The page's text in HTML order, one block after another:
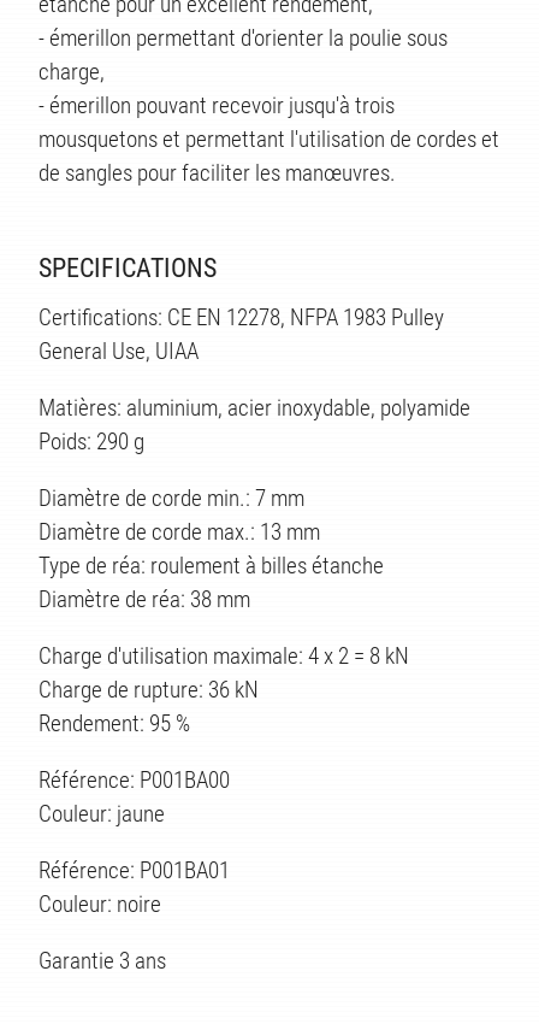
- émerillon permettant d'orienter la poulie sous
charge,
- émerillon pouvant recevoir jusqu'à trois
mousquetons et permettant l'utilisation de cordes et
de sangles pour faciliter les manœuvres.
SPECIFICATIONS
Certifications: CE EN 12278, NFPA 1983 Pulley
General Use, UIAA
Matières: aluminium, acier inoxydable, polyamide
Poids: 290 g
Diamètre de corde min.: 7 mm
Diamètre de corde max.: 13 mm
Type de réa: roulement à billes étanche
Diamètre de réa: 38 mm
Charge d'utilisation maximale: 4 x 2 = 8 kN
Charge de rupture: 36 kN
Rendement: 95 %
Référence: P001BA00
Couleur: jaune
Référence: P001BA01
Couleur: noire
Garantie 3 ans